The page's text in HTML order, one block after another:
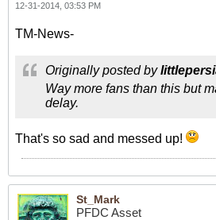
12-31-2014, 03:53 PM
TM-News-
Originally posted by
Way more fans than this but
delay.
That's so sad and messed up!
St_Mark
PFDC Asset